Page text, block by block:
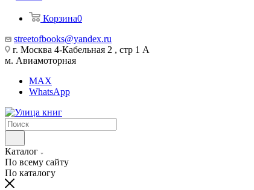
Корзина0
streetofbooks@yandex.ru
г. Москва 4-Кабельная 2 , стр 1 А
м. Авиамоторная
MAX
WhatsApp
Каталог
По всему сайту
По каталогу